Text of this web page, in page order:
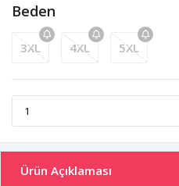
Beden
3XL 4XL 5XL
Ürün Açıklaması